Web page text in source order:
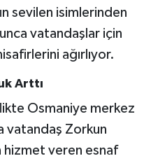
sevilen isimlerinden
vatandaşlar için
ağırlıyor.
Arttı
Osmaniye merkez
vatandaş Zorkun
hizmet veren esnaf